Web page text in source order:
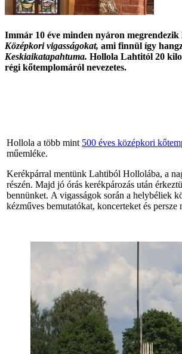
Immár 10 éve minden nyáron megrendezik
Középkori vigasságokat, ami finnül így
Keskiaikatapahtuma. Hollola Lahtitól 20
régi kőtemplomáról nevezetes.
Hollola a több mint 500 éves középkori
műemléke.
Kerékpárral mentünk Lahtiból Hollolába, a
részén. Majd jó órás kerékpározás után
bennünket. A vigasságok során a helybéliek
kézműves bemutatókat, koncerteket és